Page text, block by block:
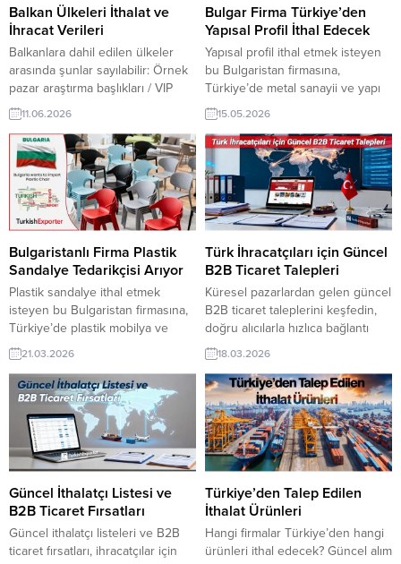
Mevcut Durumu ve Büyüme
Trendleri Tüketici Davranışları ve
Öne...
ayrılmaktadır. Bulgaristan
pazarında ithalatçı ve distribütör
konumundaki en önemli firmalar
şunlardır: Global...
Balkan Ülkeleri İthalat ve
İhracat Verileri
Balkanlara dahil edilen ülkeler
arasında şunlar sayılabilir: Örnek
pazar araştırma başlıkları / VIP
üyelere ücretsiz sağlanıyor Not:
Bu liste kesin değildir; bazı
coğrafyacılar ya da tarihçiler
“Balkan ülkeleri” tanımına farklı
ülkeleri dahil edebilir ya da
bazılarını dışarıda tutabilir. İthalat
ve İhracat Rakamları Balkan
ülkeleri için genel toplam ithalat
ve ihracat...
11.06.2026
Bulgar Firma Türkiye’den
Yapısal Profil İthal Edecek
Yapısal profil ithal etmek isteyen
bu Bulgaristan firmasına,
Türkiye’de metal sanayii ve yapı
malzemeleri ile yapısal profil
üreticisi veya tedarikçisi olan
ihracatçı firmalar teklif sunabilirler.
Yeni bir ihracat pazarı fırsatı olan
bu alım ilanının iletişim bilgilerine
TurkishExporter VIP üyeleri ile TE
üyelik kredisi sahibi ihracat
şirketleri erişebilmektedir. ➤ Bu
ithalat...
15.05.2026
Bulgaristanlı Firma Plastik
Sandalye Tedarikçisi Arıyor
Plastik sandalye ithal etmek
isteyen bu Bulgaristan firmasına,
Türkiye’de plastik mobilya ve
bahçe ekipmanları ile sandalye
üreticisi veya tedarikçisi olan
ihracatçı firmalar teklif sunabilirler.
Yeni bir ihracat pazarı fırsatı olan
bu alım ilanının iletişim bilgilerine
TurkishExporter VIP üyeleri ile TE
üyelik kredisi sahibi ihracat
şirketleri erişebilmektedir. ➤ Bu
ithalat alım...
21.03.2026
Türk İhracatçıları için Güncel
B2B Ticaret Talepleri
Küresel pazarlardan gelen güncel
B2B ticaret taleplerini keşfedin,
doğru alıcılarla hızlıca bağlantı
kurun. TurkishExporter ile ihracat
fırsatlarını kaçırmadan büyüyün,
yeni pazarlara güvenle açılın ve
rekabette bir adım öne geçin.
Günün Alım Taleplerinden
Bazıları: Güney Afrikalı Firma Ev
Tekstili Ürünleri İthal
EdecekTunus Şirketi Türkiye’den
Bulgur İthal Etmek İstiyorBAE
Firması, Kamyon Yedek...
18.03.2026
Güncel İthalatçı Listesi ve
B2B Ticaret Fırsatları
Güncel ithalatçı listeleri ve B2B
ticaret fırsatları, ihracatçılar için
Türkiye’den Talep Edilen
İthalat Ürünleri
Hangi firmalar Türkiye’den hangi
ürünleri ithal edecek? Güncel alım